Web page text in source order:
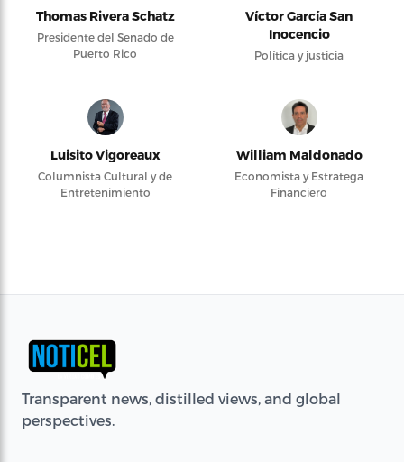
Thomas Rivera Schatz
Presidente del Senado de
Puerto Rico
Víctor García San
Inocencio
Política y justicia
Luisito Vigoreaux
Columnista Cultural y de
Entretenimiento
William Maldonado
Economista y Estratega
Financiero
Transparent news, distilled views, and global
perspectives.